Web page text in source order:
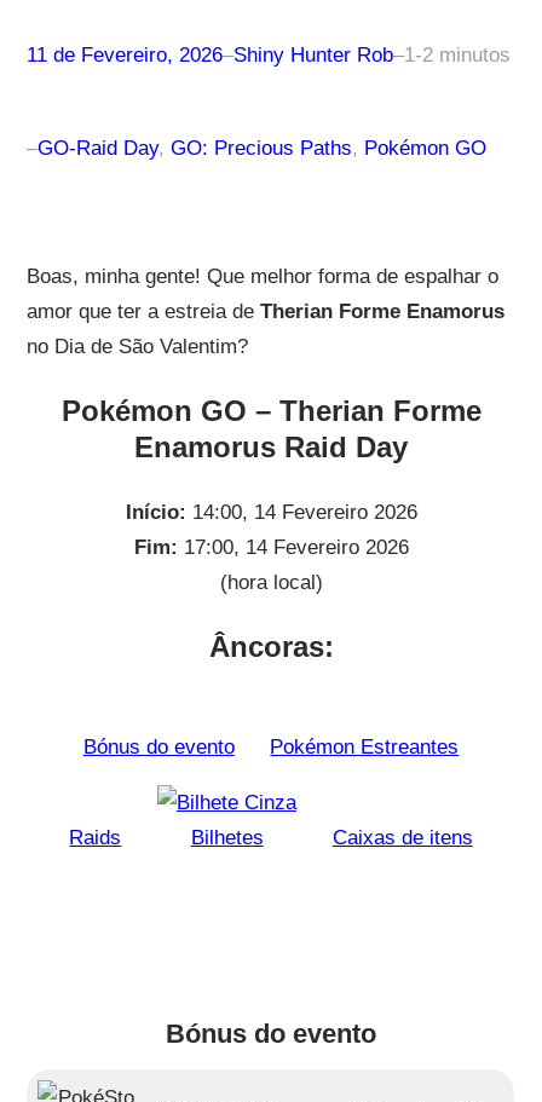
11 de Fevereiro, 2026–Shiny Hunter Rob–1-2 minutos
–GO-Raid Day, GO: Precious Paths, Pokémon GO
Boas, minha gente! Que melhor forma de espalhar o
amor que ter a estreia de Therian Forme Enamorus
no Dia de São Valentim?
Pokémon GO – Therian Forme
Enamorus Raid Day
Início: 14:00, 14 Fevereiro 2026
Fim: 17:00, 14 Fevereiro 2026
(hora local)
Âncoras:
Bónus do evento Pokémon Estreantes
Raids Bilhetes Caixas de itens
Bónus do evento